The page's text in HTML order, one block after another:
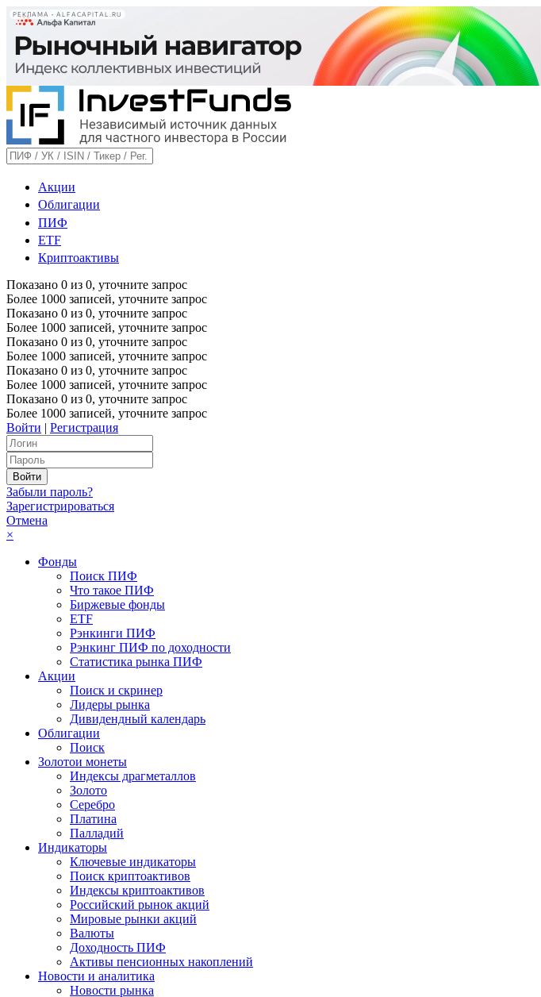
РЕКЛАМА • ALFACAPITAL.RU
Акции
Облигации
ПИФ
ETF
Криптоактивы
Показано 0 из 0, уточните запрос
Более 1000 записей, уточните запрос
Показано 0 из 0, уточните запрос
Более 1000 записей, уточните запрос
Показано 0 из 0, уточните запрос
Более 1000 записей, уточните запрос
Показано 0 из 0, уточните запрос
Более 1000 записей, уточните запрос
Показано 0 из 0, уточните запрос
Более 1000 записей, уточните запрос
Войти | Регистрация
Забыли пароль?
Зарегистрироваться
Отмена
×
Фонды
Поиск ПИФ
Что такое ПИФ
Биржевые фонды
ETF
Рэнкинги ПИФ
Рэнкинг ПИФ по доходности
Статистика рынка ПИФ
Акции
Поиск и скринер
Лидеры рынка
Дивидендный календарь
Облигации
Поиск
Золотои монеты
Индексы драгметаллов
Золото
Серебро
Платина
Палладий
Индикаторы
Ключевые индикаторы
Поиск криптоактивов
Индексы криптоактивов
Российский рынок акций
Мировые рынки акций
Валюты
Доходность ПИФ
Активы пенсионных накоплений
Новости и аналитика
Новости рынка